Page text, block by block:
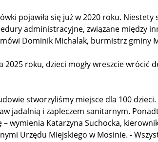
pojawiła się już w 2020 roku.
administracyjne, związane między
Dominik Michalak, burmistrz gminy
2025 roku, dzieci mogły wreszcie wrócić
stworzyliśmy miejsce dla 100 dzieci.
jadalnią i zapleczem sanitarnym.
wymienia Katarzyna Suchocka,
Urzędu Miejskiego w Mosinie. -